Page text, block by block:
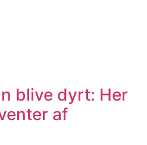
blive dyrt: Her
af